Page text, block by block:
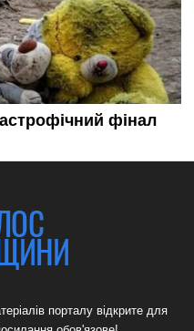
порталу відкрите для